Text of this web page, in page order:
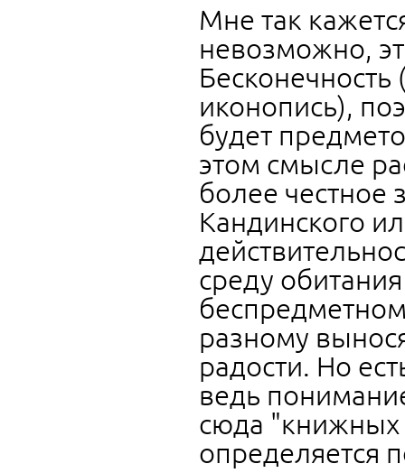
Мне так
невозможно,
Бесконечность
иконопись),
будет
этом смысле
более честное
Кандинского
среду
разному
радости. Но
ведь
сюда "книжных
определяется